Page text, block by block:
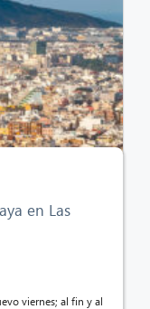
en Las
viernes; al fin y al